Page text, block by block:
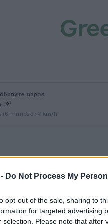
Do Not Process My
opt-out of the sale, sharing to
for targeted advertising
selection. Please note that after
napos
19°
(0 mm)Szél: 9 km/h